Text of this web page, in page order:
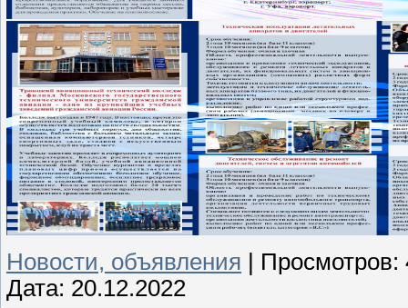
Новости, объявления Просмотров:
Дата: 20.12.2022